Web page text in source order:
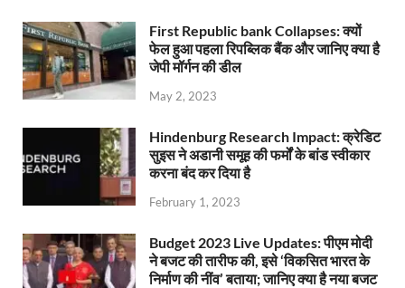
First Republic bank Collapses: क्यों
फेल हुआ पहला रिपब्लिक बैंक और जानिए क्या है
जेपी मॉर्गन की डील
May 2, 2023
Hindenburg Research Impact: क्रेडिट
सुइस ने अडानी समूह की फर्मों के बांड स्वीकार
करना बंद कर दिया है
February 1, 2023
Budget 2023 Live Updates: पीएम मोदी
ने बजट की तारीफ की, इसे ‘विकसित भारत के
निर्माण की नींव’ बताया; जानिए क्या है नया बजट